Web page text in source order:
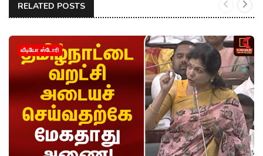
RELATED POSTS
வீடியோ ஸ்டோரி